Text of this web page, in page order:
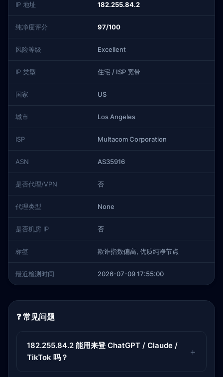
IP 地址 182.255.84.2
纯净度评分 97/100
风险等级 Excellent
IP 类型 住宅 / ISP 宽带
国家 US
城市 Los Angeles
ISP Multacom Corporation
ASN AS35916
是否代理/VPN 否
代理类型 None
是否机房 IP 否
标签 欺诈指数偏高, 优质纯净节点
最近检测时间 2026-07-09 17:55:00
❓ 常见问题
182.255.84.2 能用来登 ChatGPT / Claude /
TikTok 吗？